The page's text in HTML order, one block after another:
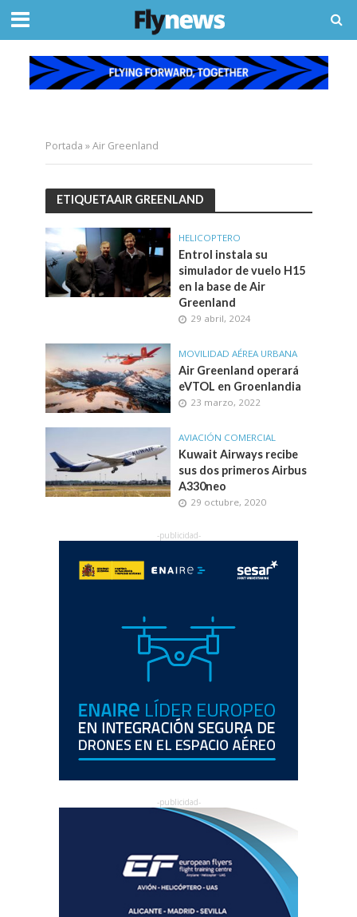
Portada »Air Greenland
ETIQUETAAIR GREENLAND
HELICOPTERO
Entrol instala su
simulador de vuelo H15
en la base de Air
Greenland
29 abril, 2024
MOVILIDAD AÉREA URBANA
Air Greenland operará
eVTOL en Groenlandia
23 marzo, 2022
AVIACIÓN COMERCIAL
Kuwait Airways recibe
sus dos primeros Airbus
A330neo
29 octubre, 2020